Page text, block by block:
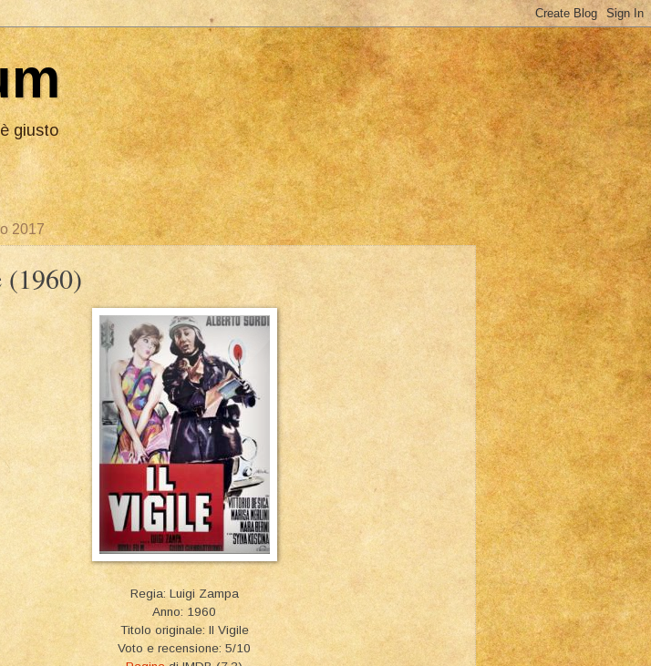
giusto
2017
Regia: Luigi Zampa
Anno: 1960
Titolo originale: Il Vigile
Voto e recensione: 5/10